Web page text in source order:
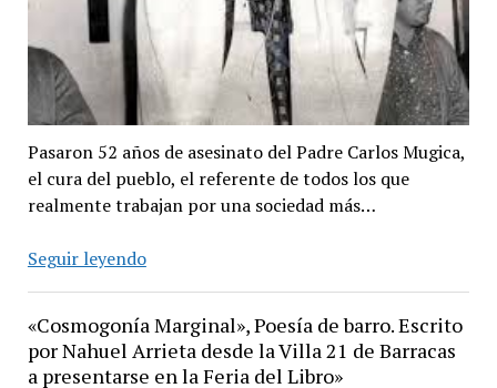
Pasaron 52 años de asesinato del Padre Carlos Mugica,
el cura del pueblo, el referente de todos los que
realmente trabajan por una sociedad más…
Seguir leyendoA
del
asesinato
«Cosmogonía Marginal», Poesía de barro. Escrito
por Nahuel Arrieta desde la Villa 21 de Barracas
a presentarse en la Feria del Libro»